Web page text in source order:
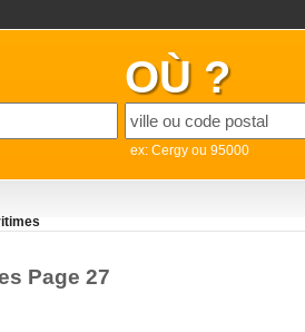
OÙ ?
ex: Cergy ou 95000
Page 27